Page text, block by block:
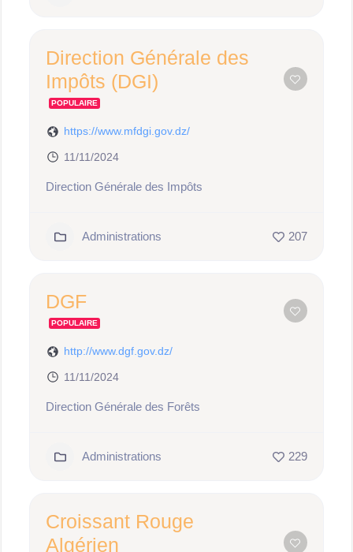
Direction Générale des
Impôts (DGI)
POPULAIRE
https://www.mfdgi.gov.dz/
11/11/2024
Direction Générale des Impôts
Administrations 207
DGF
POPULAIRE
http://www.dgf.gov.dz/
11/11/2024
Direction Générale des Forêts
Administrations 229
Croissant Rouge
Algérien